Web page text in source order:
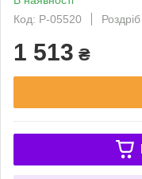
Код: P-05520
Роздріб
1 513 ₴